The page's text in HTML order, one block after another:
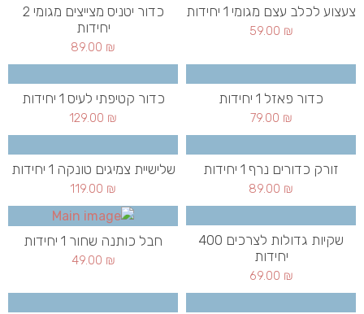
צעצוע לכלב עצם מגומי 1 יחידות
59.00 ₪
כדור יטניס מצייצים מגומי 2
יחידות
89.00 ₪
כדור פאזל 1 יחידות
79.00 ₪
כדור קטיפתי לעיס 1 יחידות
129.00 ₪
זורק כדורים נרף 1 יחידות
89.00 ₪
שלישיית צמיגים טונקה 1 יחידות
119.00 ₪
שקיות גדולות לצרכים 400
יחידות
69.00 ₪
חבל כותנה שחור 1 יחידות
49.00 ₪